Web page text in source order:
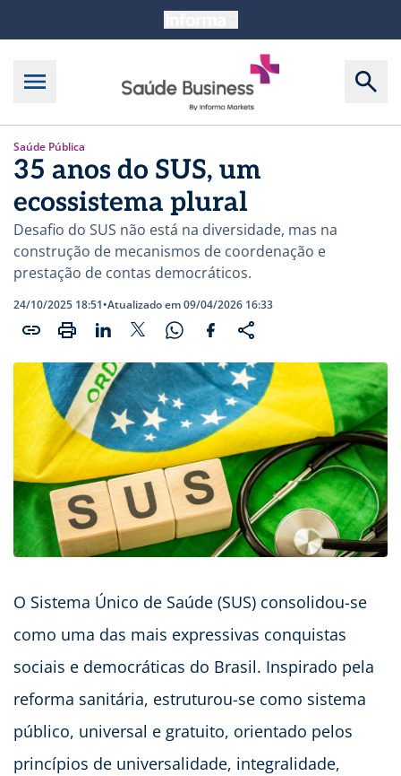
Saúde Pública
35 anos do SUS, um
ecossistema plural
Desafio do SUS não está na diversidade, mas na
construção de mecanismos de coordenação e
prestação de contas democráticos.
24/10/2025 18:51•Atualizado em 09/04/2026 16:33
O Sistema Único de Saúde (SUS) consolidou-se
como uma das mais expressivas conquistas
sociais e democráticas do Brasil. Inspirado pela
reforma sanitária, estruturou-se como sistema
público, universal e gratuito, orientado pelos
princípios de universalidade, integralidade,